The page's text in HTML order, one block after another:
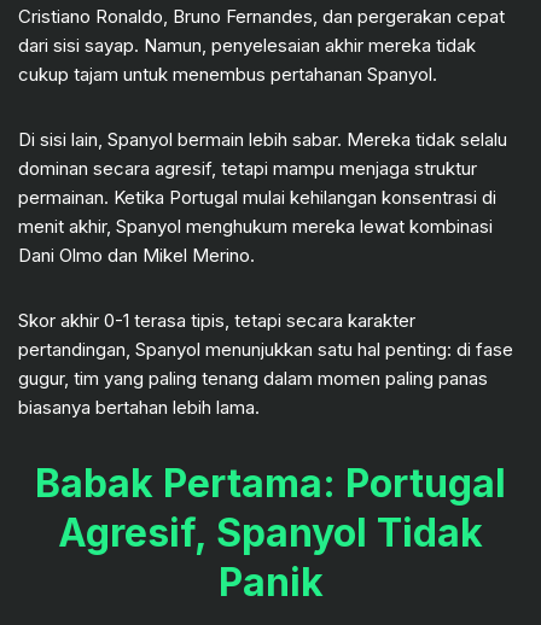
Cristiano Ronaldo, Bruno Fernandes, dan pergerakan cepat
dari sisi sayap. Namun, penyelesaian akhir mereka tidak
cukup tajam untuk menembus pertahanan Spanyol.
Di sisi lain, Spanyol bermain lebih sabar. Mereka tidak selalu
dominan secara agresif, tetapi mampu menjaga struktur
permainan. Ketika Portugal mulai kehilangan konsentrasi di
menit akhir, Spanyol menghukum mereka lewat kombinasi
Dani Olmo dan Mikel Merino.
Skor akhir 0-1 terasa tipis, tetapi secara karakter
pertandingan, Spanyol menunjukkan satu hal penting: di fase
gugur, tim yang paling tenang dalam momen paling panas
biasanya bertahan lebih lama.
Babak Pertama: Portugal
Agresif, Spanyol Tidak
Panik